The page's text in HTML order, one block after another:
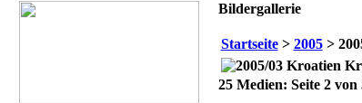
Bildergallerie
Startseite> 2005>
25 Medien: Seite 2 von